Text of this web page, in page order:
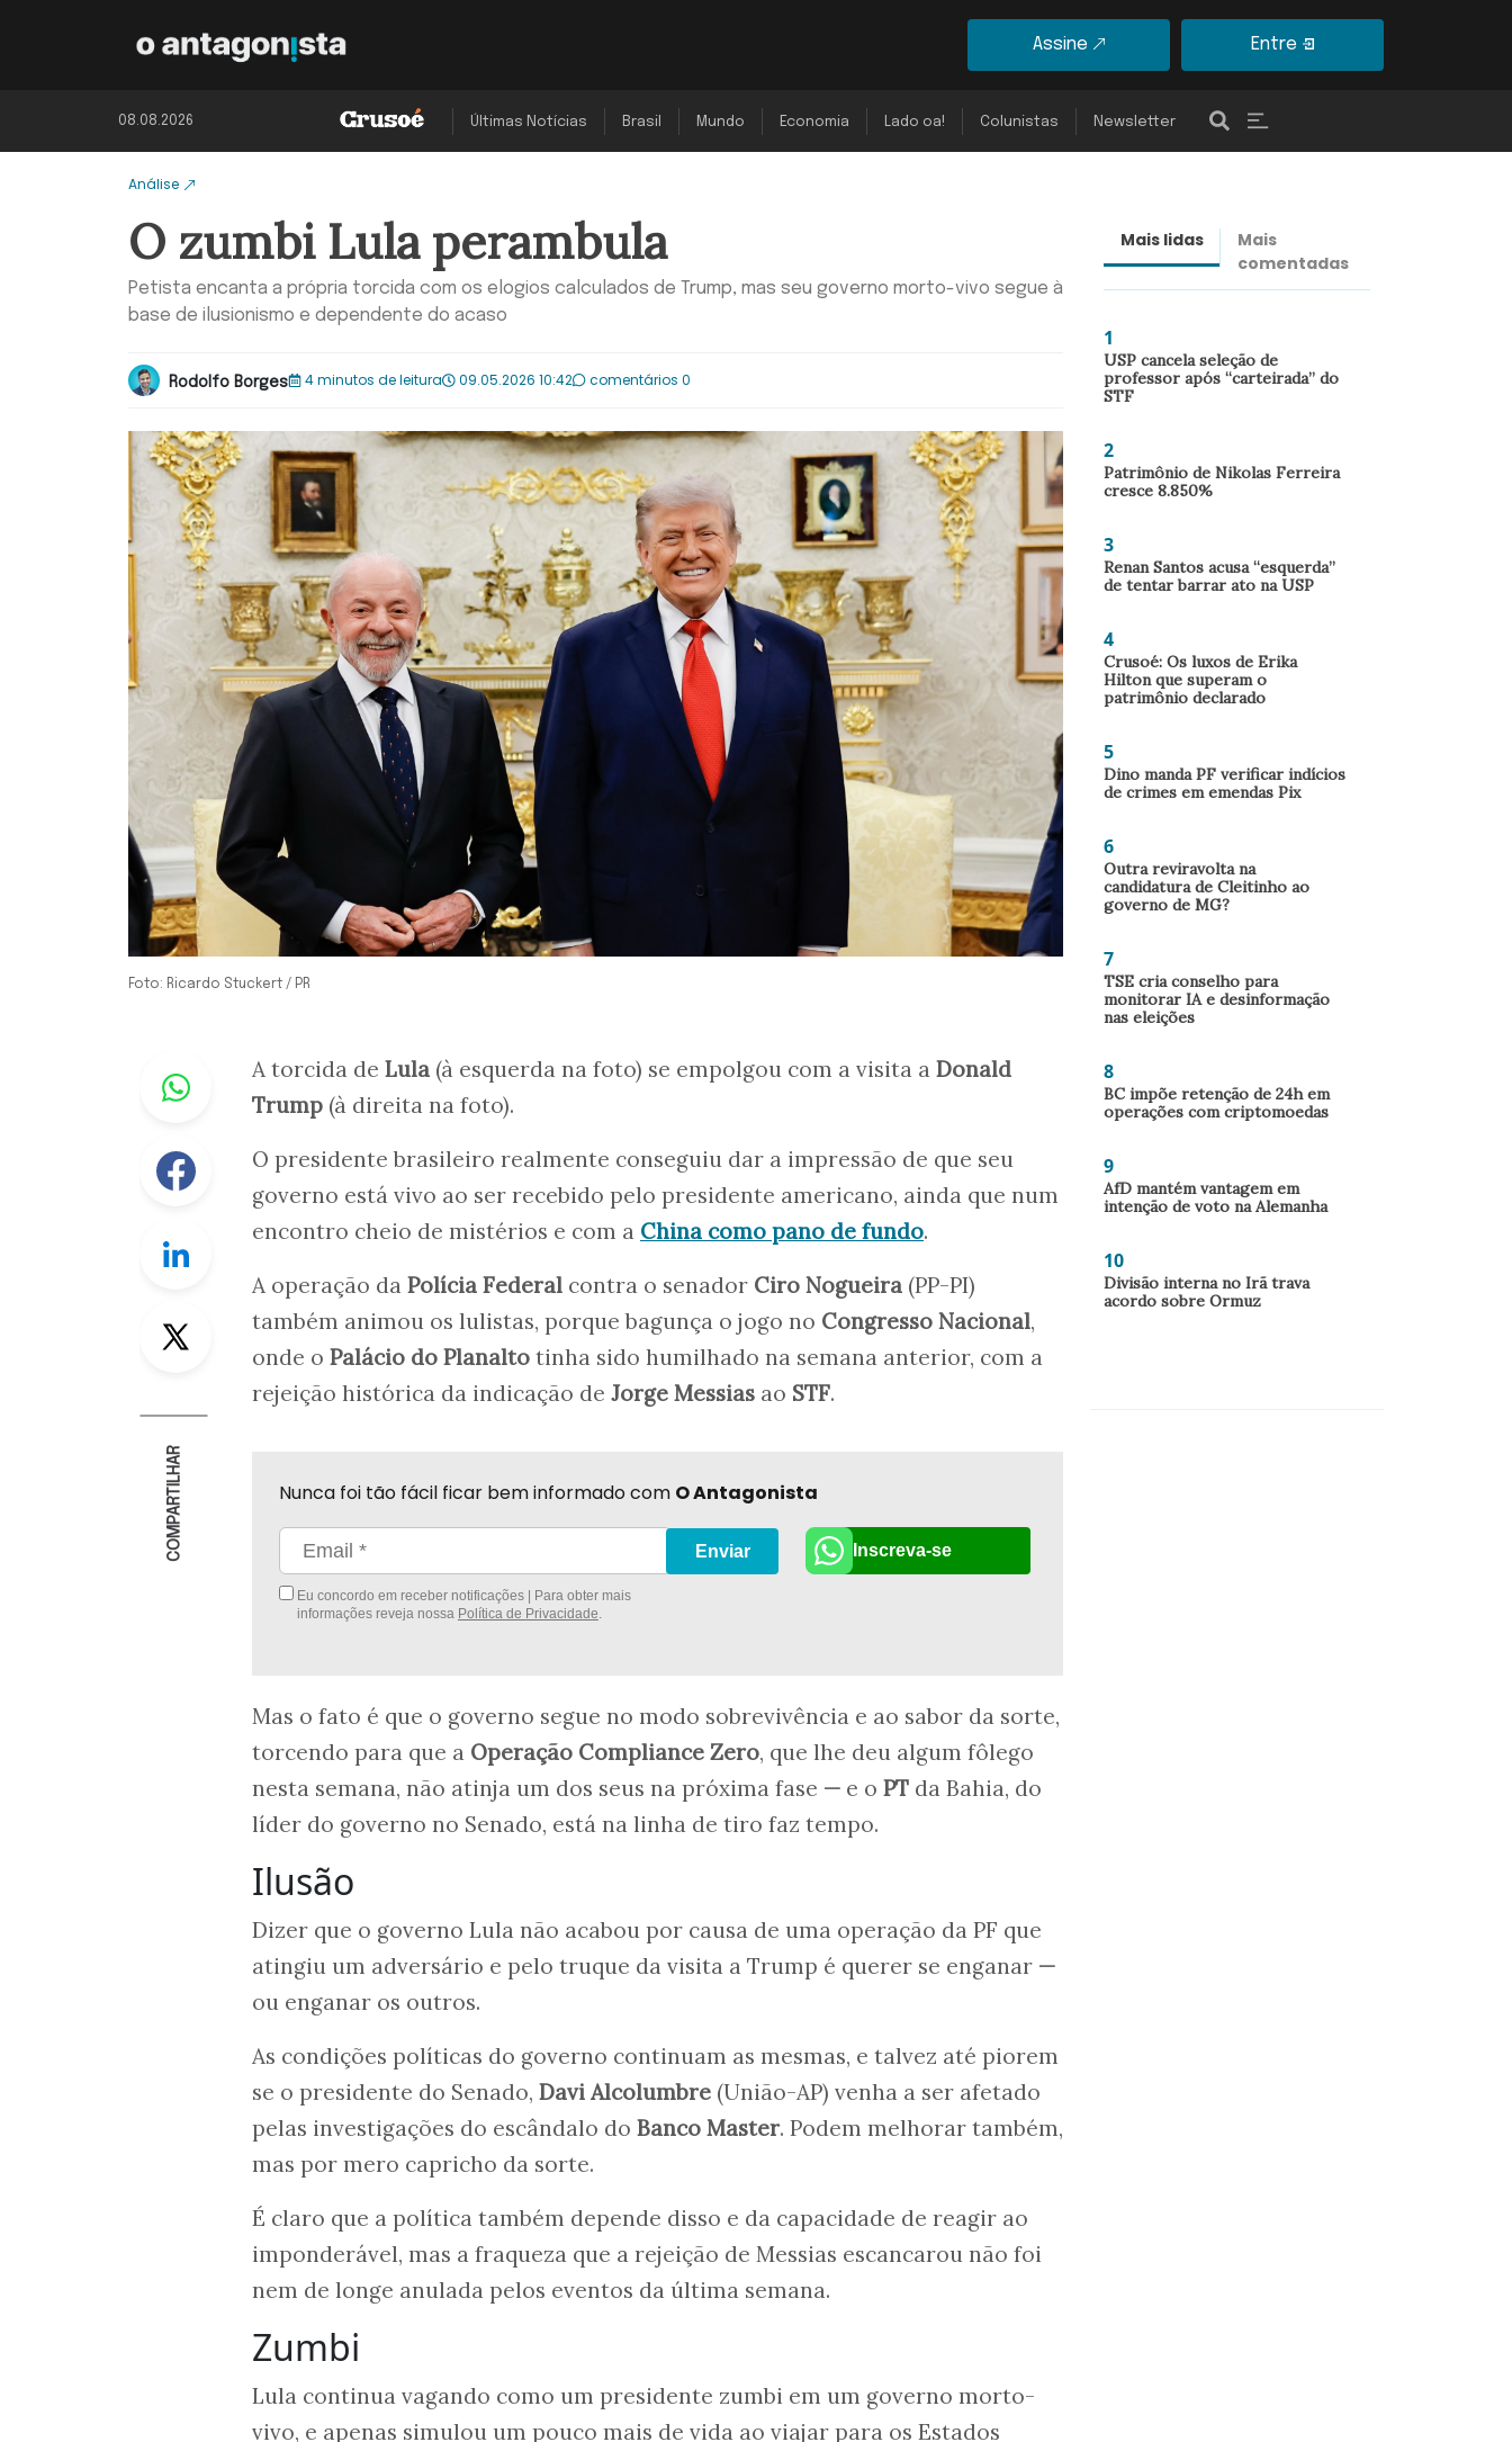
Assine Entre
08.08.2026 Últimas Notícias Brasil Mundo Economia Lado oa! Colunistas Newsletter
Análise
O zumbi Lula perambula
Petista encanta a própria torcida com os elogios calculados de Trump, mas seu governo morto-vivo segue à
base de ilusionismo e dependente do acaso
Rodolfo Borges 4 minutos de leitura 09.05.2026 10:42 comentários 0
Foto: Ricardo Stuckert / PR
Whastapp
Facebook
Linkedin
Twitter
COMPARTILHAR
A torcida de Lula (à esquerda na foto) se empolgou com a visita a Donald
Trump (à direita na foto).
O presidente brasileiro realmente conseguiu dar a impressão de que seu
governo está vivo ao ser recebido pelo presidente americano, ainda que num
encontro cheio de mistérios e com a China como pano de fundo.
A operação da Polícia Federal contra o senador Ciro Nogueira (PP-PI)
também animou os lulistas, porque bagunça o jogo no Congresso Nacional,
onde o Palácio do Planalto tinha sido humilhado na semana anterior, com a
rejeição histórica da indicação de Jorge Messias ao STF.
Nunca foi tão fácil ficar bem informado com O Antagonista
Eu concordo em receber notificações | Para obter mais
informações reveja nossa Política de Privacidade.
Enviar Inscreva-se
Mas o fato é que o governo segue no modo sobrevivência e ao sabor da sorte,
torcendo para que a Operação Compliance Zero, que lhe deu algum fôlego
nesta semana, não atinja um dos seus na próxima fase — e o PT da Bahia, do
líder do governo no Senado, está na linha de tiro faz tempo.
Ilusão
Dizer que o governo Lula não acabou por causa de uma operação da PF que
atingiu um adversário e pelo truque da visita a Trump é querer se enganar —
ou enganar os outros.
As condições políticas do governo continuam as mesmas, e talvez até piorem
se o presidente do Senado, Davi Alcolumbre (União-AP) venha a ser afetado
pelas investigações do escândalo do Banco Master. Podem melhorar também,
mas por mero capricho da sorte.
É claro que a política também depende disso e da capacidade de reagir ao
imponderável, mas a fraqueza que a rejeição de Messias escancarou não foi
nem de longe anulada pelos eventos da última semana.
Zumbi
Lula continua vagando como um presidente zumbi em um governo morto-
vivo, e apenas simulou um pouco mais de vida ao viajar para os Estados
Mais lidas
Mais
comentadas
1
USP cancela seleção de
professor após “carteirada” do
STF
2
Patrimônio de Nikolas Ferreira
cresce 8.850%
3
Renan Santos acusa “esquerda”
de tentar barrar ato na USP
4
Crusoé: Os luxos de Erika
Hilton que superam o
patrimônio declarado
5
Dino manda PF verificar indícios
de crimes em emendas Pix
6
Outra reviravolta na
candidatura de Cleitinho ao
governo de MG?
7
TSE cria conselho para
monitorar IA e desinformação
nas eleições
8
BC impõe retenção de 24h em
operações com criptomoedas
9
AfD mantém vantagem em
intenção de voto na Alemanha
10
Divisão interna no Irã trava
acordo sobre Ormuz